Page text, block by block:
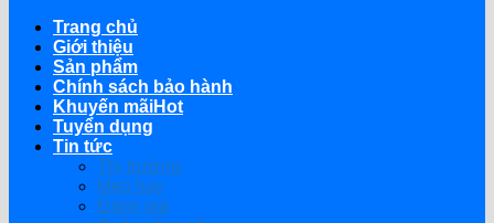
Trang chủ
Giới thiệu
Sản phẩm
Chính sách bảo hành
Khuyến mãi
Tuyển dụng
Tin tức
Thị trường
Mẹo hay
Đánh giá